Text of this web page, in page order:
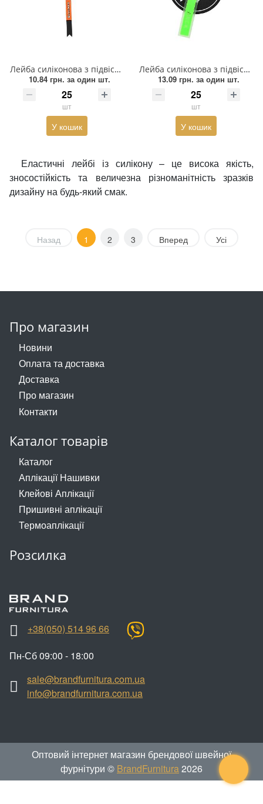
Лейба силіконова з підвіскою Summer Authentic, 4*15см, чорний, білий, оранжевий, шт.
10.84 грн. за один шт.
шт
У кошик
Лейба силіконова з підвіскою ANCK, 5.5*5.5см, чорний, білий, салатовий, шт.
13.09 грн. за один шт.
шт
У кошик
Еластичні лейбі із силікону – це висока якість,
зносостійкість та величезна різноманітність зразків
дизайну на будь-який смак.
Назад 1 2 3 Вперед Усі
Про магазин
Новини
Оплата та доставка
Доставка
Про магазин
Контакти
Каталог товарів
Каталог
Аплікації Нашивки
Клейові Аплікації
Пришивні аплікації
Термоаплікації
Розсилка
+38(050) 514 96 66
Пн-Сб 09:00 - 18:00
sale@brandfurnitura.com.ua
info@brandfurnitura.com.ua
Оптовий інтернет магазин брендової швейної
фурнітури © BrandFurnitura2026